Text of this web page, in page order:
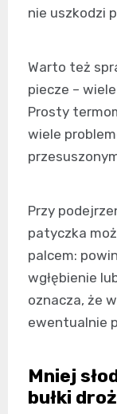
nie uszkodzi
Warto też
piecze –
Prosty
wiele
Przy
patyczka
palcem:
wgłębienie
oznacza, że
ewentualnie
Mniej
bułki